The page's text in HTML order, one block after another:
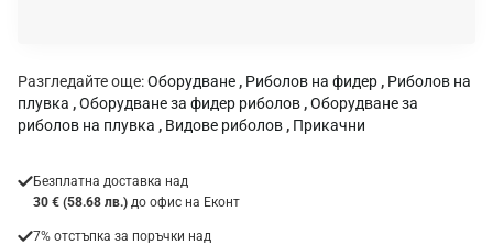
Разгледайте още:Оборудване , Риболов на фидер , Риболов на
плувка ,Оборудване за фидер риболов ,Оборудване за
риболов на плувка , Видове риболов , Прикачни
Безплатна доставка над
30 € (58.68 лв.) до офис на Еконт
7% отстъпка за поръчки над